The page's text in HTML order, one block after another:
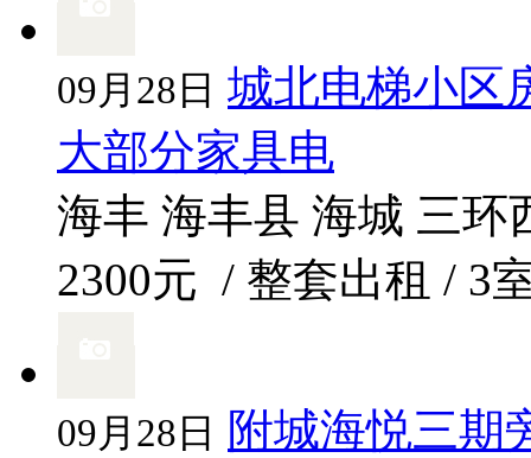
09月28日 城北电梯小区
大部分家具电
海丰 海丰县 海城 三环
2300元 / 整套出租 / 3
09月28日
附城海悦三期